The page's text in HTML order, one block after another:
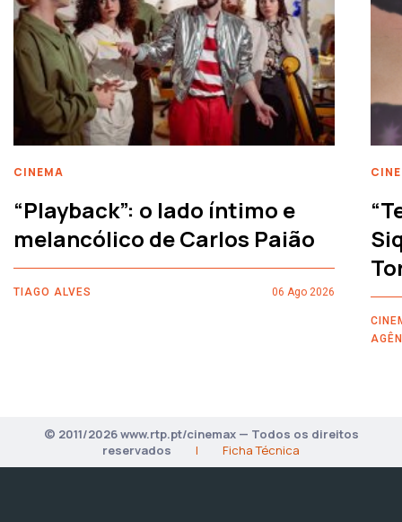
CINEMA
“Playback”: o lado íntimo e
melancólico de Carlos Paião
TIAGO ALVES 06 Ago 2026
© 2011/2026 www.rtp.pt/cinemax — Todos os direitos
reservados
| Ficha Técnica